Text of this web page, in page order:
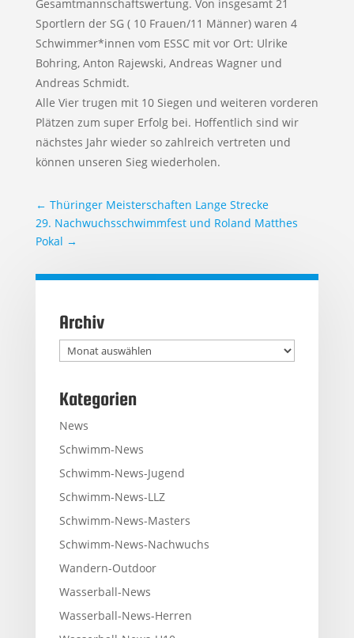
Gesamtmannschaftswertung. Von insgesamt 21
Sportlern der SG ( 10 Frauen/11 Männer) waren 4
Schwimmer*innen vom ESSC mit vor Ort: Ulrike
Bohring, Anton Rajewski, Andreas Wagner und
Andreas Schmidt.
Alle Vier trugen mit 10 Siegen und weiteren vorderen
Plätzen zum super Erfolg bei. Hoffentlich sind wir
nächstes Jahr wieder so zahlreich vertreten und
können unseren Sieg wiederholen.
← Thüringer Meisterschaften Lange Strecke
29. Nachwuchsschwimmfest und Roland Matthes
Pokal →
Archiv
Archiv
Kategorien
News
Schwimm-News
Schwimm-News-Jugend
Schwimm-News-LLZ
Schwimm-News-Masters
Schwimm-News-Nachwuchs
Wandern-Outdoor
Wasserball-News
Wasserball-News-Herren